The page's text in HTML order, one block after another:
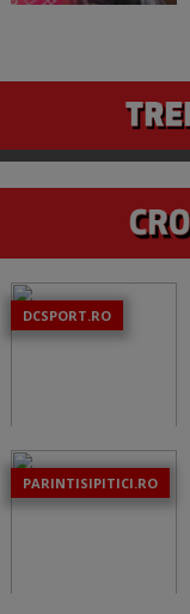
DCSPORT.RO
PARINTISIPITICI.RO